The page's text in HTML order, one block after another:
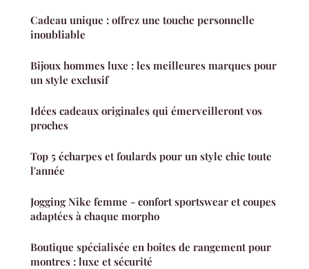
Cadeau unique : offrez une touche personnelle
inoubliable
Bijoux hommes luxe : les meilleures marques pour
un style exclusif
Idées cadeaux originales qui émerveilleront vos
proches
Top 5 écharpes et foulards pour un style chic toute
l'année
Jogging Nike femme - confort sportswear et coupes
adaptées à chaque morpho
Boutique spécialisée en boîtes de rangement pour
montres : luxe et sécurité